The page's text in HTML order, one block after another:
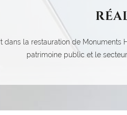
dans la restauration de Monuments
patrimoine public et le